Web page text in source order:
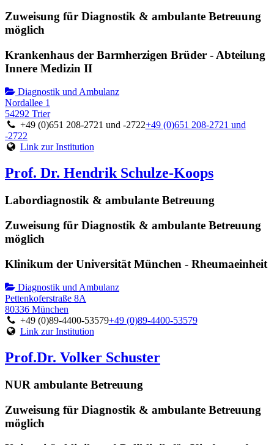
Zuweisung für Diagnostik & ambulante Betreuung
möglich
Krankenhaus der Barmherzigen Brüder - Abteilung
Innere Medizin II
Diagnostik und Ambulanz
Nordallee 1
54292 Trier
+49 (0)651 208-2721 und -2722+49 (0)651 208-2721 und
-2722
Link zur Institution
Prof. Dr. Hendrik Schulze-Koops
Labordiagnostik & ambulante Betreuung
Zuweisung für Diagnostik & ambulante Betreuung
möglich
Klinikum der Universität München - Rheumaeinheit
Diagnostik und Ambulanz
Pettenkoferstraße 8A
80336 München
+49 (0)89-4400-53579+49 (0)89-4400-53579
Link zur Institution
Prof.Dr. Volker Schuster
NUR ambulante Betreuung
Zuweisung für Diagnostik & ambulante Betreuung
möglich